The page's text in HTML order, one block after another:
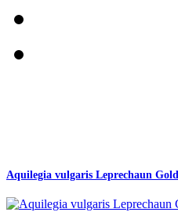
Aquilegia vulgaris Leprechaun Gold